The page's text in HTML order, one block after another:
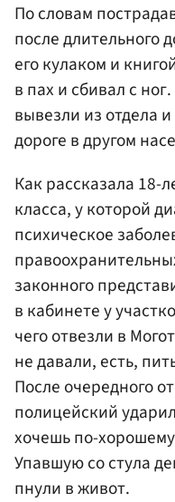
По словам
после длительного
его кулаком и
в пах и сбивал с
вывезли из отдела
дороге в другом
Как рассказала 18-
класса, у которой
психическое
законного
в кабинете у
чего отвезли в
не давали, есть,
После очередного
полицейский
хочешь по-
Упавшую со стула
пнули в живот.